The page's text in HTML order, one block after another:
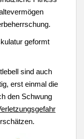
geformt
sind auch
erst einmal die
den Schwung